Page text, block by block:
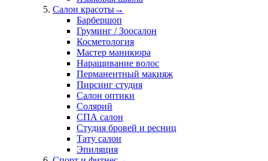
Салон красоты→
Барбершоп
Груминг / Зоосалон
Косметология
Мастер маникюра
Наращивание волос
Перманентный макияж
Пирсинг студия
Салон оптики
Солярий
СПА салон
Студия бровей и ресниц
Тату салон
Эпиляция